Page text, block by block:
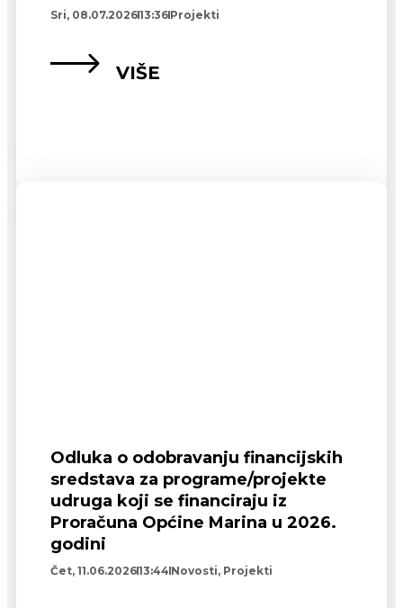
Sri, 08.07.202613:36 Projekti
VIŠE
Odluka o odobravanju financijskih
sredstava za programe/projekte
udruga koji se financiraju iz
Proračuna Općine Marina u 2026.
godini
Čet, 11.06.202613:44 Novosti, Projekti